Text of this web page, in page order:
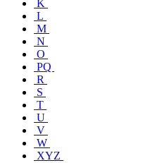
K
L
M
N
O
PQ
R
S
T
U
V
W
XYZ